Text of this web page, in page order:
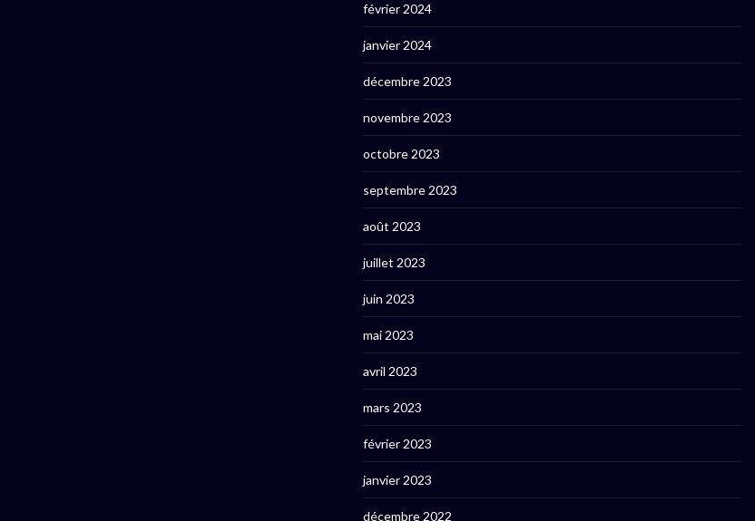
février 2024
janvier 2024
décembre 2023
novembre 2023
octobre 2023
septembre 2023
août 2023
juillet 2023
juin 2023
mai 2023
avril 2023
mars 2023
février 2023
janvier 2023
décembre 2022